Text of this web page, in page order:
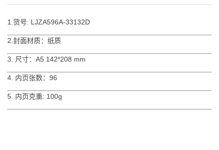
1.货号: LJZA596A-33132D
2.封面材质：纸质
3. 尺寸：A5 142*208 mm
4. 内页张数：96
5. 内页克重: 100g